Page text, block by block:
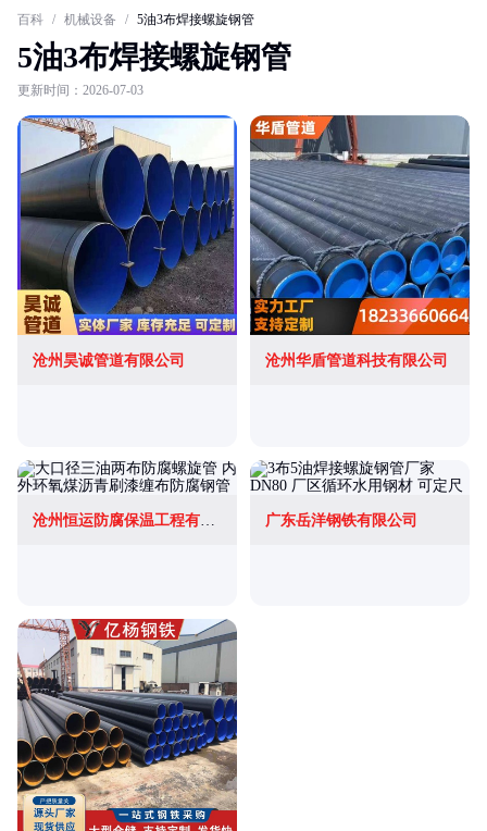
百科 / 机械设备 / 5油3布焊接螺旋钢管
5油3布焊接螺旋钢管
更新时间：2026-07-03
沧州昊诚管道有限公司 沧州华盾管道科技有限公司
广东岳洋钢铁有限公司